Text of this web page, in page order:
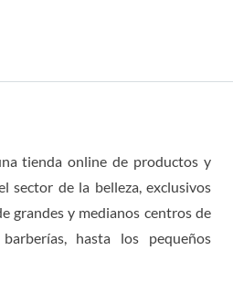
tienda online de productos y
sector de la belleza, exclusivos
grandes y medianos centros de
hasta los pequeños